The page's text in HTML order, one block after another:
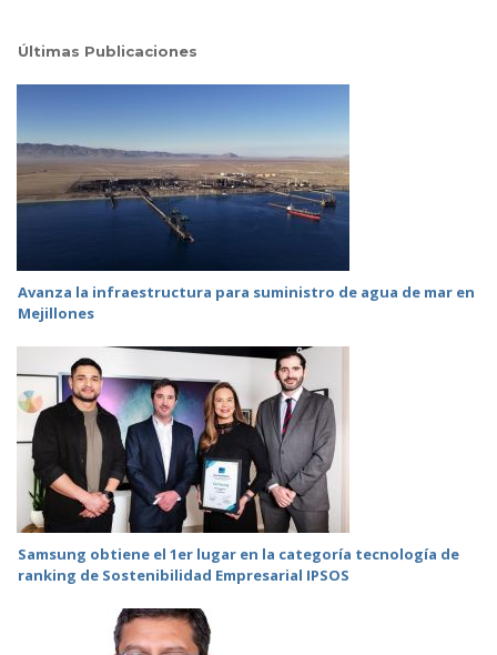
Últimas Publicaciones
Avanza la infraestructura para suministro de agua de mar en
Mejillones
Samsung obtiene el 1er lugar en la categoría tecnología de
ranking de Sostenibilidad Empresarial IPSOS